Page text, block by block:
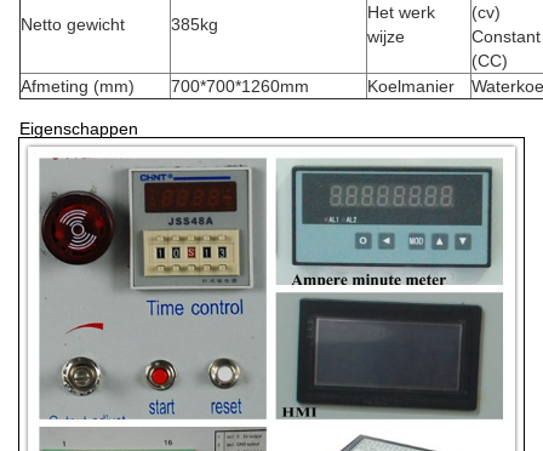
Netto gewicht 385kg
Het werk
wijze
(cv)
(CC)
Afmeting (mm)
700*700*1260mm Koelmanier
Eigenschappen